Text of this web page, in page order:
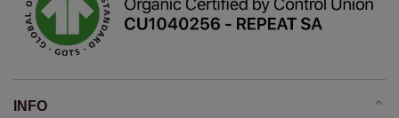
INFO